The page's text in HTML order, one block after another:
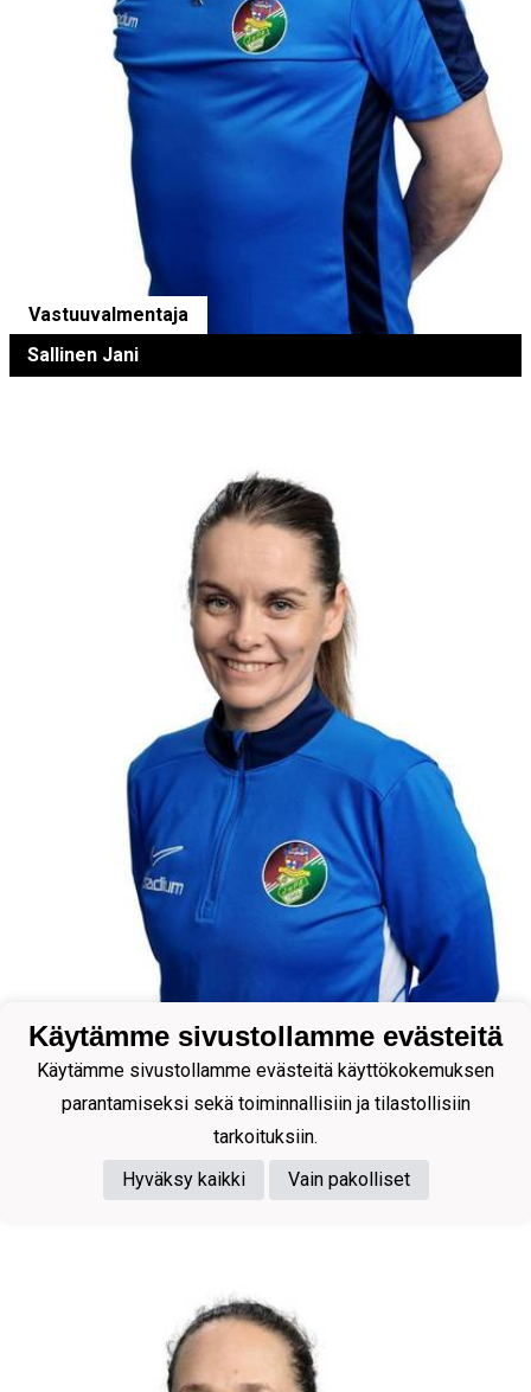
Vastuuvalmentaja
Sallinen Jani
Pylkkänen Sanna
Käytämme sivustollamme evästeitä
Käytämme sivustollamme evästeitä käyttökokemuksen
parantamiseksi sekä toiminnallisiin ja tilastollisiin
tarkoituksiin.
Hyväksy kaikki
Vain pakolliset